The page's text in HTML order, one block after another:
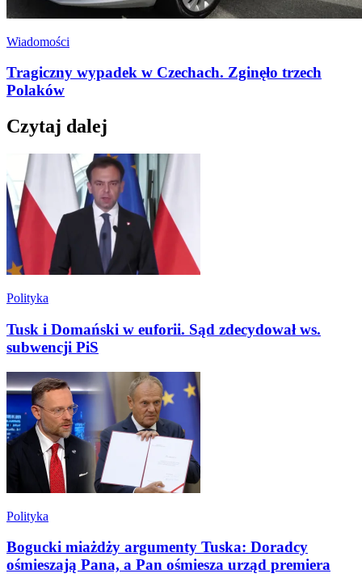
Wiadomości
Tragiczny wypadek w Czechach. Zginęło trzech
Polaków
Czytaj dalej
Polityka
Tusk i Domański w euforii. Sąd zdecydował ws.
subwencji PiS
Polityka
Bogucki miażdży argumenty Tuska: Doradcy
ośmieszają Pana, a Pan ośmiesza urząd premiera